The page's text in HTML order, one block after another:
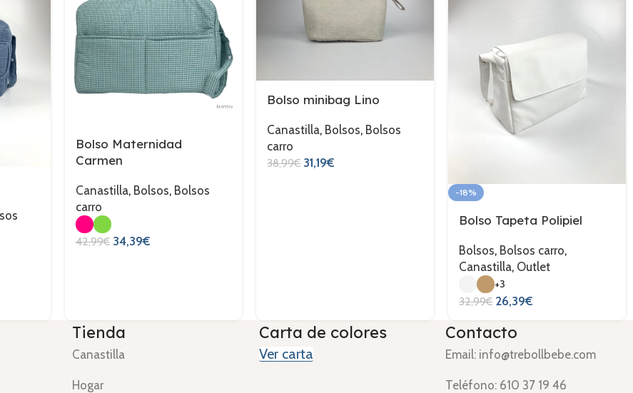
Bolso Maternidad
Carmen
Canastilla, Bolsos, Bolsos
carro
42,99€ 34,39€
Bolso minibag Lino
Canastilla, Bolsos, Bolsos
carro
38,99€ 31,19€
-18%
Bolso Tapeta Polipiel
Bolsos, Bolsos carro,
Canastilla, Outlet
+3
32,99€ 26,39€
Tienda
Canastilla
Hogar
Carta de colores
Ver carta
Contacto
Email: info@trebollbebe.com
Teléfono: 610 37 19 46